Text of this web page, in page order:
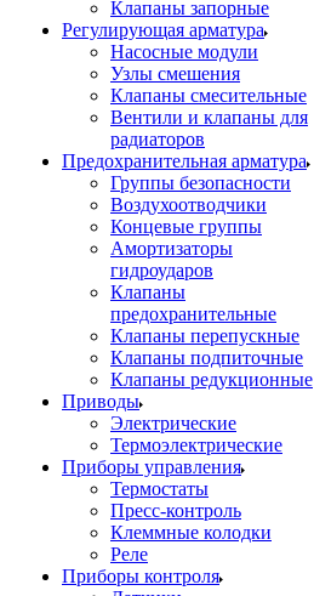
Клапаны запорные
Регулирующая арматура
Насосные модули
Узлы смешения
Клапаны смесительные
Вентили и клапаны для
радиаторов
Предохранительная арматура
Группы безопасности
Воздухоотводчики
Концевые группы
Амортизаторы
гидроударов
Клапаны
предохранительные
Клапаны перепускные
Клапаны подпиточные
Клапаны редукционные
Приводы
Электрические
Термоэлектрические
Приборы управления
Термостаты
Пресс-контроль
Клеммные колодки
Реле
Приборы контроля